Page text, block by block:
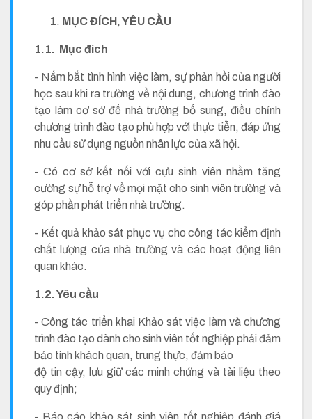
MỤC ĐÍCH, YÊU CẦU
1.1. Mục đích
- Nắm bắt tình hình việc làm, sự phản hồi của người
học sau khi ra trường về nội dung, chương trình đào
tạo làm cơ sở để nhà trường bổ sung, điều chỉnh
chương trình đào tạo phù hợp với thực tiễn, đáp ứng
nhu cầu sử dụng nguồn nhân lực của xã hội.
- Có cơ sở kết nối với cựu sinh viên nhằm tăng
cường sự hỗ trợ về mọi mặt cho sinh viên trường và
góp phần phát triển nhà trường.
- Kết quả khảo sát phục vụ cho công tác kiểm định
chất lượng của nhà trường và các hoạt động liên
quan khác.
1.2. Yêu cầu
- Công tác triển khai Khảo sát việc làm và chương
trình đào tạo dành cho sinh viên tốt nghiệp phải đảm
bảo tính khách quan, trung thực, đảm bảo
độ tin cậy, lưu giữ các minh chứng và tài liệu theo
quy định;
- Báo cáo khảo sát sinh viên tốt nghiệp đánh giá